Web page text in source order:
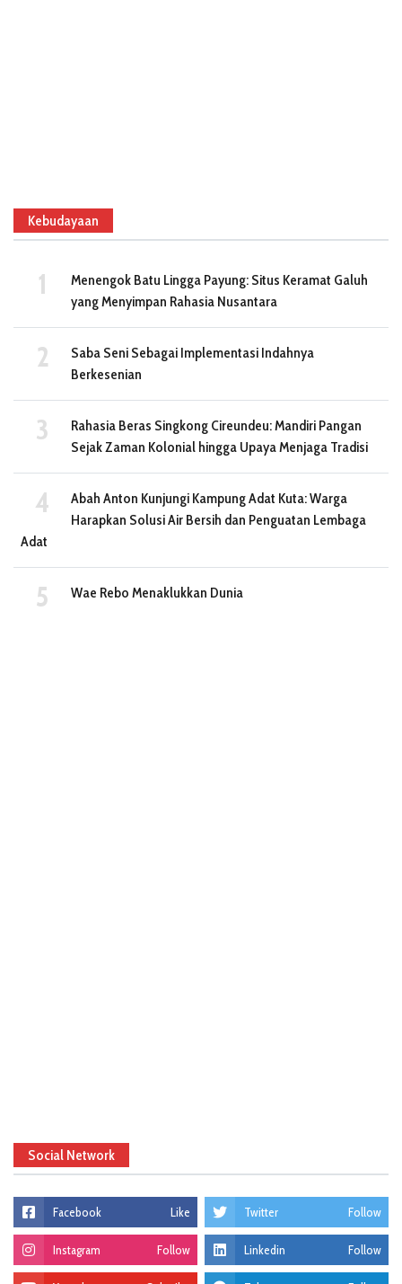
Kebudayaan
Menengok Batu Lingga Payung: Situs Keramat Galuh
yang Menyimpan Rahasia Nusantara
Saba Seni Sebagai Implementasi Indahnya
Berkesenian
Rahasia Beras Singkong Cireundeu: Mandiri Pangan
Sejak Zaman Kolonial hingga Upaya Menjaga Tradisi
Abah Anton Kunjungi Kampung Adat Kuta: Warga
Harapkan Solusi Air Bersih dan Penguatan Lembaga
Adat
Wae Rebo Menaklukkan Dunia
Social Network
Facebook Like Twitter Follow
Instagram Follow Linkedin Follow